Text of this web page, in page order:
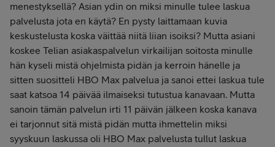
menestyksellä? Asian ydin on miksi minulle tulee laskua
palvelusta jota en käytä? En pysty laittamaan kuvia
keskustelusta koska väittää niitä liian isoiksi? Mutta asiani
koskee Telian asiakaspalvelun virkailijan soitosta minulle
hän kyseli mistä ohjelmista pidän ja kerroin hänelle ja
sitten suositteli HBO Max palvelua ja sanoi ettei laskua tule
saat katsoa 14 päivää ilmaiseksi tutustua kanavaan. Mutta
sanoin tämän palvelun irti 11 päivän jälkeen koska kanava
ei tarjonnut sitä mistä pidän mutta ihmettelin miksi
syyskuun laskussa oli HBO Max palvelusta tullut laskua